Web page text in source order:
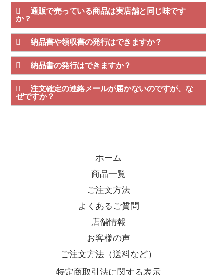
通販で売っている商品は実店舗と同じ味です
か？
納品書や領収書の発行はできますか？
納品書の発行はできますか？
注文確定の連絡メールが届かないのですが、な
ぜですか？
ホーム
商品一覧
ご注文方法
よくあるご質問
店舗情報
お客様の声
ご注文方法（送料など）
特定商取引法に関する表示